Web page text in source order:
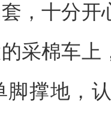
，十分
采棉车上
脚撑地，